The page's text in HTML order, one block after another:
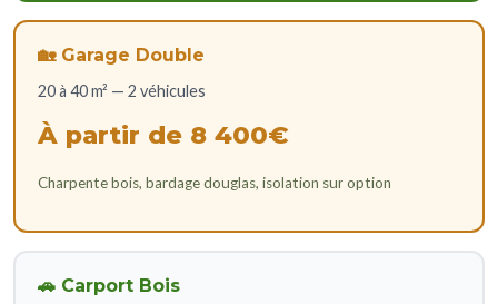
🏡 Garage Double
20 à 40 m² — 2 véhicules
À partir de 8 400€
Charpente bois, bardage douglas, isolation sur option
🚗 Carport Bois